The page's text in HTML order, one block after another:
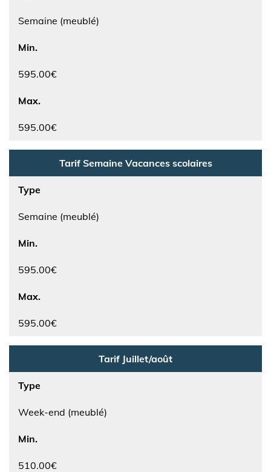
Semaine (meublé)
Min.
595.00€
Max.
595.00€
Tarif Semaine Vacances scolaires
Type
Semaine (meublé)
Min.
595.00€
Max.
595.00€
Tarif Juillet/août
Type
Week-end (meublé)
Min.
510.00€